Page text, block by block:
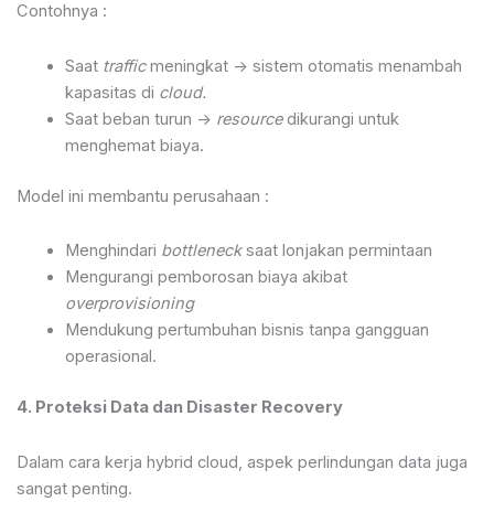
Contohnya :
Saat trafficmeningkat -> sistem otomatis menambah
kapasitas di cloud.
Saat beban turun -> resourcedikurangi untuk
menghemat biaya.
Model ini membantu perusahaan :
Menghindari bottlenecksaat lonjakan permintaan
Mengurangi pemborosan biaya akibat
overprovisioning
Mendukung pertumbuhan bisnis tanpa gangguan
operasional.
4. Proteksi Data dan Disaster Recovery
Dalam cara kerja hybrid cloud, aspek perlindungan data juga
sangat penting.